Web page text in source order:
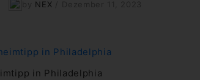
NEX
in Philadelphia